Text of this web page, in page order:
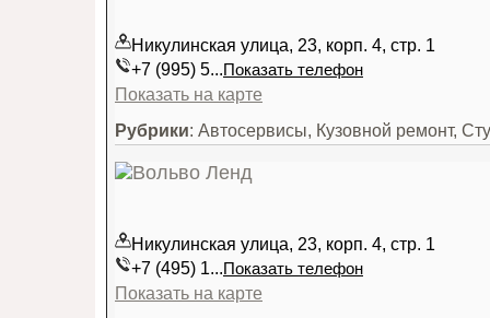
Никулинская улица, 23, корп. 4, стр. 1
+7 (995) 5...Показать телефон
Показать на карте
Рубрики: Автосервисы, Кузовной ремонт,
Никулинская улица, 23, корп. 4, стр. 1
+7 (495) 1...Показать телефон
Показать на карте